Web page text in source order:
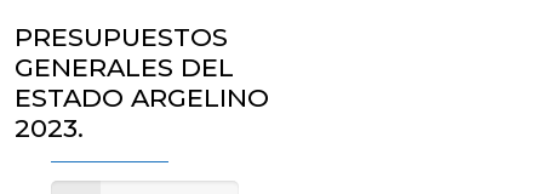
PRESUPUESTOS
GENERALES DEL
ESTADO ARGELINO
2023.